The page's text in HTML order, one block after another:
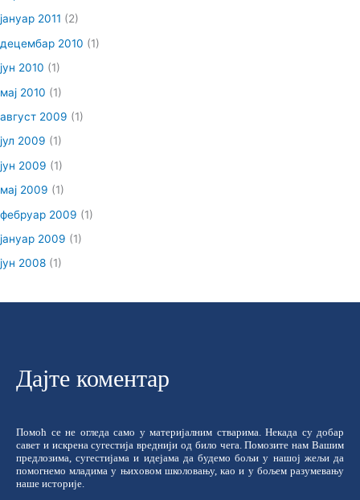
јануар 2011 (2)
децембар 2010 (1)
јун 2010 (1)
мај 2010 (1)
август 2009 (1)
јул 2009 (1)
јун 2009 (1)
мај 2009 (1)
фебруар 2009 (1)
јануар 2009 (1)
јун 2008 (1)
Дајте коментар
Помоћ се не огледа само у материјалним стварима. Некада су добар
савет и искрена сугестија вреднији од било чега. Помозите нам Вашим
предлозима, сугестијама и идејама да будемо бољи у нашој жељи да
помогнемо младима у њиховом школовању, као и у бољем разумевању
наше историје.